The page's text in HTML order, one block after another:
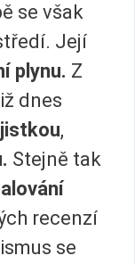
se však
Její
plynu. Z
dnes
,
Stejně tak
recenzí
se